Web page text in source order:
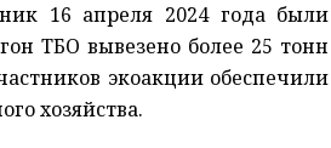
16 апреля 2024 года были
ТБО вывезено более 25 тонн
экоакции обеспечили
хозяйства.